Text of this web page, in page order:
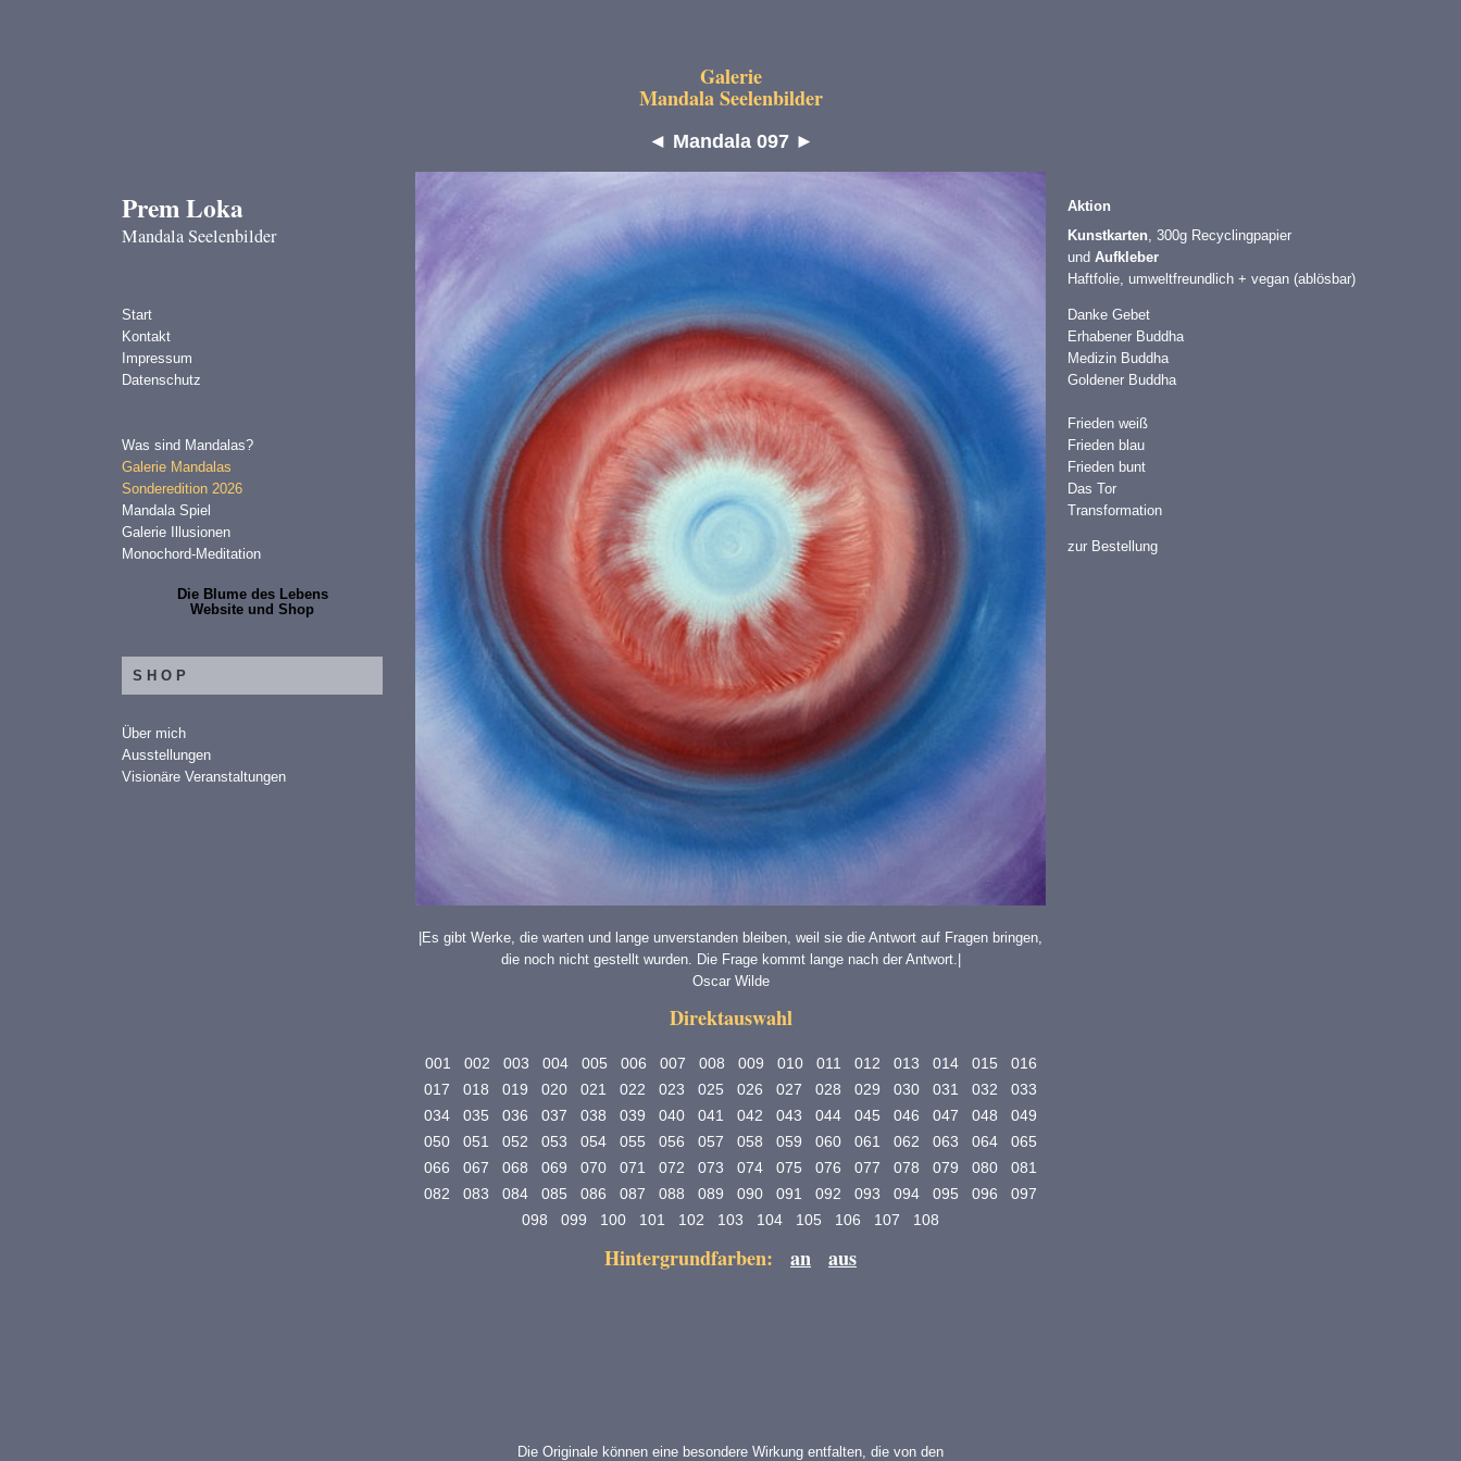
Prem Loka
Mandala Seelenbilder
Start
Kontakt
Impressum
Datenschutz
Was sind Mandalas?
Galerie Mandalas
Sonderedition 2026
Mandala Spiel
Galerie Illusionen
Monochord-Meditation
Die Blume des Lebens
Website und Shop
SHOP
Über mich
Ausstellungen
Visionäre Veranstaltungen
Galerie
Mandala Seelenbilder
◄ Mandala 097 ►
|Es gibt Werke, die warten und lange unverstanden bleiben, weil sie die Antwort auf Fragen bringen,
die noch nicht gestellt wurden. Die Frage kommt lange nach der Antwort.|
Oscar Wilde
Direktauswahl
001 002 003 004 005 006 007 008 009 010 011 012 013 014 015
016
017
018 019 020 021 022 023 025 026 027 028 029 030 031 032
033
034
035 036 037 038 039 040 041 042 043 044 045 046 047 048
049
050
051 052 053 054 055 056 057 058 059 060 061 062 063 064
065
066
067 068 069 070 071 072 073 074 075 076 077 078 079 080
081
082
083 084 085 086 087 088 089 090 091 092 093 094 095 096
097
098
099 100 101 102 103 104 105 106 107 108
Hintergrundfarben: an aus
Aktion
Kunstkarten , 300g Recyclingpapier
und Aufkleber
Haftfolie, umweltfreundlich + vegan (ablösbar)
Danke Gebet
Erhabener Buddha
Medizin Buddha
Goldener Buddha
Frieden weiß
Frieden blau
Frieden bunt
Das Tor
Transformation
zur Bestellung
Die Originale können eine besondere Wirkung entfalten, die von den